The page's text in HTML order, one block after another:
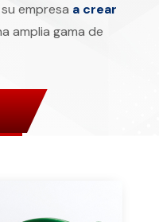
empresa a crear
amplia gama de